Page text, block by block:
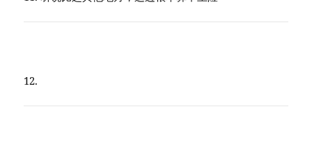
12.